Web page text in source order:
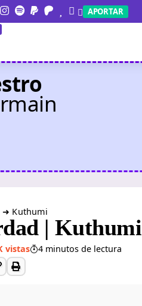
APORTAR
➜ Kuthumi
| Kuthumi
vistas 4 minutos de lectura